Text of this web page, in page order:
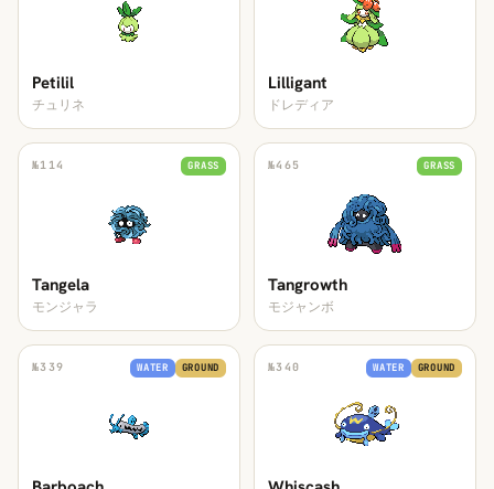
Petilil
チュリネ
Lilligant
ドレディア
№114 GRASS
Tangela
モンジャラ
№465 GRASS
Tangrowth
モジャンボ
№339 WATER GROUND №340 WATER GROUND